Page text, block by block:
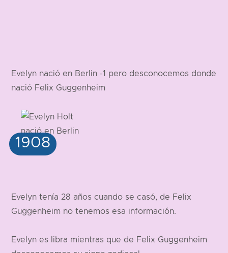
Evelyn nació en Berlin -1 pero desconocemos donde
nació Felix Guggenheim
Evelyn tenía 28 años cuando se casó, de Felix
Guggenheim no tenemos esa información.
Evelyn es libra mientras que de Felix Guggenheim